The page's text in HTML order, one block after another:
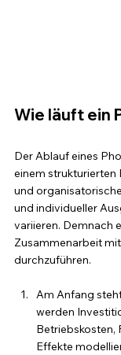
Wie läuft ein
Der Ablauf eines
einem strukturierten
und
und individueller
variieren. Demnach
Zusammenarbeit
durchzuführen.
Am Anfang
werden
Betriebskosten,
Effekte